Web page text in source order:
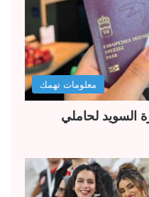
معلومات تهمك
السويد لحاملي